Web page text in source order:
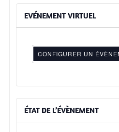
EVÉNEMENT VIRTUEL
CONFIGURER UN
ÉTAT DE L’ÉVÈNEMENT